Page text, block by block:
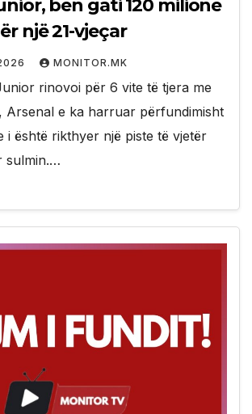
bën gati 120 milionë
një 21-vjeçar
MONITOR.MK
rinovoi për 6 vite të tjera me
Arsenal e ka harruar përfundimisht
i është rikthyer një piste të vjetër
sulmin.…